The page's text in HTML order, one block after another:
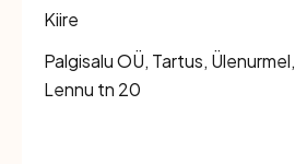
Kiire
Palgisalu OÜ, Tartus, Ülenurmel,
Lennu tn 20